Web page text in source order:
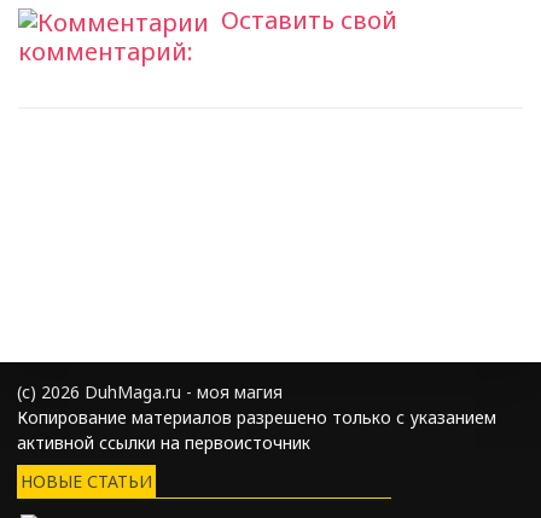
Оставить свой
комментарий:
(с) 2026 DuhMaga.ru - моя магия
Копирование материалов разрешено только с указанием
активной ссылки на первоисточник
НОВЫЕ СТАТЬИ